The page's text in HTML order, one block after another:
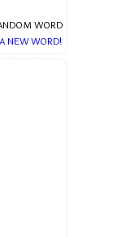
WORD
NEW WORD!